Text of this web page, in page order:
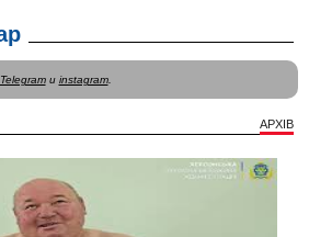
Telegramи instagram.
АРХІВ